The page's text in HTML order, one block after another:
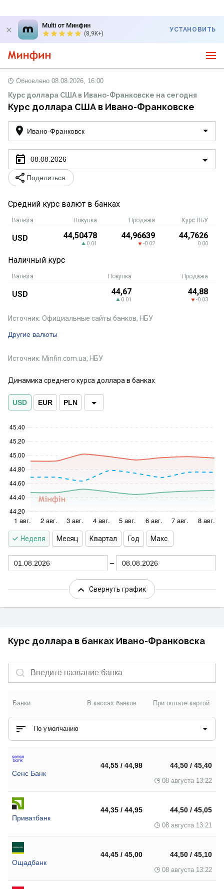
Multi от Минфин
(8,9K+)
УСТАНОВИТЬ
Обновлено 08.08.2026, 16:00
Курс доллара США в Ивано-Франковске на сегодня
Курс доллара США в Ивано-Франковске
Ивано-Франковск
08.08.2026
Поделиться
Средний курс валют в банках
Валюта Покупка Продажа Курс НБУ
USD 44,50478
0.01
44,96639
-0.02
44,7626
0.00
Наличный курс
Валюта Покупка Продажа
USD 44,67
0.01
44,88
-0.03
Другие валюты
Источник: Официальные сайты банков, НБУ
Источник: Minfin.com.ua, НБУ
Динамика среднего курса доллара в банках
USD EUR PLN
Неделя Месяц Квартал Год Макс.
01.08.2026 08.08.2026
Свернуть график
Курс доллара в банках Ивано-Франковска
Банки В кассах банков При оплате картой
По умолчанию
Сенс Банк
44,55 / 44,98 44,50 / 45,40
08 августа 13:22
Приватбанк
44,35 / 44,95 44,50 / 45,05
08 августа 13:21
Ощадбанк
44,45 / 45,00 44,50 / 45,10
08 августа 13:22